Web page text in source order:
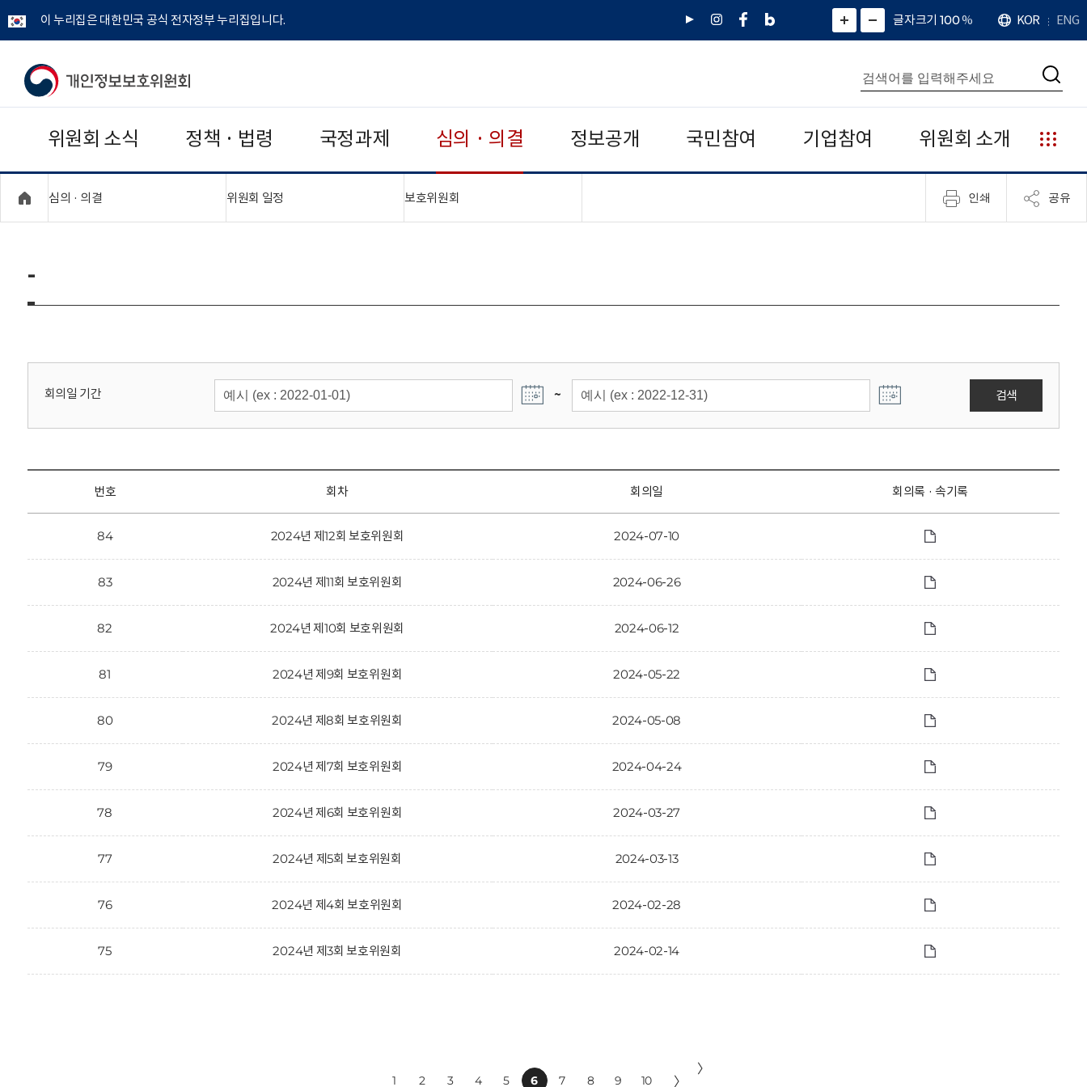
이 누리집은 대한민국 공식 전자정부 누리집입니다.
유
인
페
네
그
)
화
면
면
소
확
대
치
글자크기 100%
언
어
KOR ENG
개
보
보
위
회
통
합
검
색
검
위원회 소식 정책 · 법령 국정과제 심의 · 의결 정보공개 국민참여 기업참여 위원회 소개
누
리
집
안
심의 · 의결 위원회 일정 보호위원회 인쇄 공유
-
회의일 기간 ~ 검색
번호 회차 회의일 회의록 · 속기록
84 2024년 제12회 보호위원회 2024-07-10
83 2024년 제11회 보호위원회 2024-06-26
82 2024년 제10회 보호위원회 2024-06-12
81 2024년 제9회 보호위원회 2024-05-22
80 2024년 제8회 보호위원회 2024-05-08
79 2024년 제7회 보호위원회 2024-04-24
78 2024년 제6회 보호위원회 2024-03-27
77 2024년 제5회 보호위원회 2024-03-13
76 2024년 제4회 보호위원회 2024-02-28
75 2024년 제3회 보호위원회 2024-02-14
1 2 3 4 5 6 7 8 9 10 〉
〉